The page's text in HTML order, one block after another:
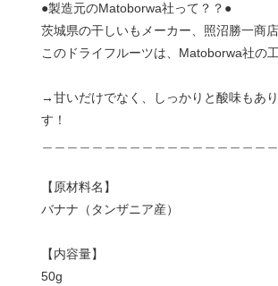
●製造元のMatoborwa社って？？●
茨城県の干しいもメーカー、照沼勝一商
このドライフルーツは、Matoborwa社の
→甘いだけでなく、しっかりと酸味もあ
す！
【原材料名】
バナナ（タンザニア産）
【内容量】
50g